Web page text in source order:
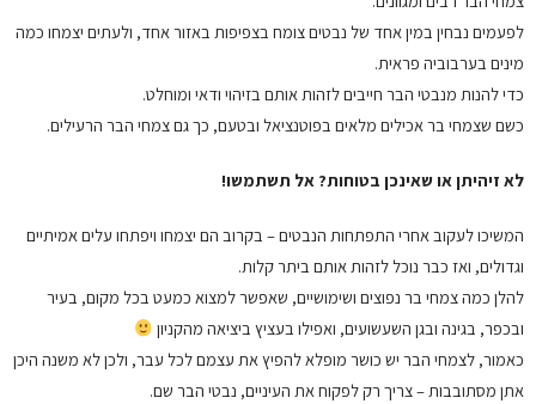
לפעמים נבחין במין אחד של נבטים צומח בצפיפות באזור אחד, ולעתים יצמחו כמה
מינים בערבוביה פראית.
כדי להנות מנבטי הבר חייבים לזהות אותם בזיהוי ודאי ומוחלט.
כשם שצמחי בר אכילים מלאים בפוטנציאל ובטעם, כך גם צמחי הבר הרעילים.
לא זיהיתן או שאינכן בטוחות? אל תשתמשו!
המשיכו לעקוב אחרי התפתחות הנבטים – בקרוב הם יצמחו ויפתחו עלים אמיתיים
וגדולים, ואז כבר נוכל לזהות אותם ביתר קלות.
להלן כמה צמחי בר נפוצים ושימושיים, שאפשר למצוא כמעט בכל מקום, בעיר
ובכפר, בגינה ובגן השעשועים, ואפילו בעציץ ביציאה מהקניון
כאמור, לצמחי הבר יש כושר מופלא להפיץ את עצמם לכל עבר, ולכן לא משנה היכן
אתן מסתובבות – צריך רק לפקוח את העיניים, נבטי הבר שם.